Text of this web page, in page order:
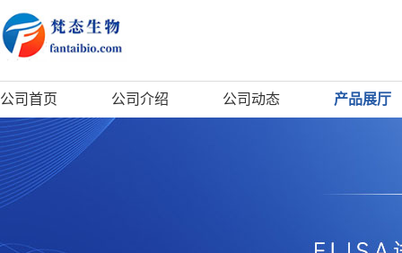
公司首页 公司介绍 公司动态 产品展厅